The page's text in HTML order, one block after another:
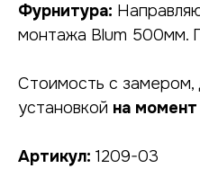
Фурнитура:
монтажа Blum 500мм.
Стоимость с замером,
установкой на момент
Артикул: 1209-03
подтверждаю, что ознакомился
конфиденциальности, и даю